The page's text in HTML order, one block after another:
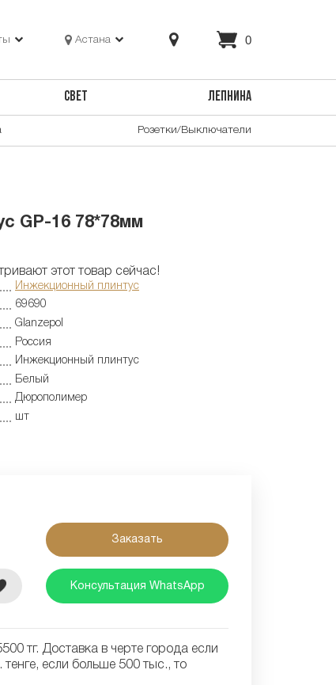
Астана 0
СВЕТ ЛЕПНИНА
Розетки/Выключатели
GP-16 78*78мм
этот товар сейчас!
Инжекционный плинтус
69690
Glanzepol
Россия
Инжекционный плинтус
Белый
Дюрополимер
шт
Заказать
Консультация WhatsApp
тг. Доставка в черте города если
если больше 500 тыс., то